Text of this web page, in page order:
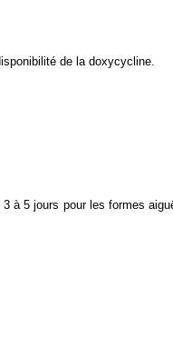
de la doxycycline.
à 5 jours pour les formes